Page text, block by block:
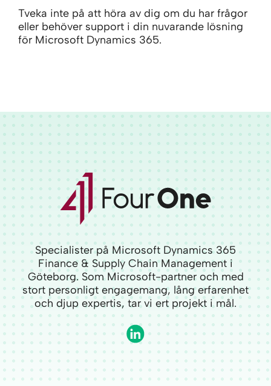
Tveka inte på att höra av dig om du har frågor
eller behöver support i din nuvarande lösning
för Microsoft Dynamics 365.
Specialister på Microsoft Dynamics 365
Finance & Supply Chain Management i
Göteborg. Som Microsoft-partner och med
stort personligt engagemang, lång erfarenhet
och djup expertis, tar vi ert projekt i mål.